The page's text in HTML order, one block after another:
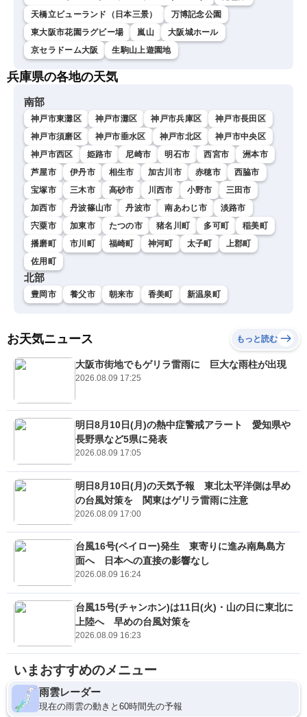
天橋立ビューランド（日本三景）
万博記念公園
東大阪市花園ラグビー場
嵐山
大阪城ホール
京セラドーム大阪
生駒山上遊園地
兵庫県の各地の天気
南部
神戸市東灘区 神戸市灘区 神戸市兵庫区
神戸市長田区
神戸市須磨区
神戸市垂水区 神戸市北区
神戸市中央区
神戸市西区
姫路市 尼崎市 明石市 西宮市
洲本市
芦屋市
伊丹市 相生市 加古川市 赤穂市
西脇市
宝塚市
三木市 高砂市 川西市 小野市
三田市
加西市
丹波篠山市 丹波市 南あわじ市
淡路市
宍粟市
加東市 たつの市 猪名川町 多可町
稲美町
播磨町
市川町 福崎町 神河町 太子町
上郡町
佐用町
北部
豊岡市 養父市 朝来市 香美町 新温泉町
お天気ニュース もっと読む
大阪市街地でもゲリラ雷雨に 巨大な雨柱が出現
2026.08.09 17:25
明日8月10日(月)の熱中症警戒アラート 愛知県や
長野県など5県に発表
2026.08.09 17:05
明日8月10日(月)の天気予報 東北太平洋側は早め
の台風対策を 関東はゲリラ雷雨に注意
2026.08.09 17:00
台風16号(ペイロー)発生 東寄りに進み南鳥島方
面へ 日本への直接の影響なし
2026.08.09 16:24
台風15号(チャンホン)は11日(火)・山の日に東北に
上陸へ 早めの台風対策を
2026.08.09 16:23
いまおすすめのメニュー
雨雲レーダー
現在の雨雲の動きと60時間先の予報